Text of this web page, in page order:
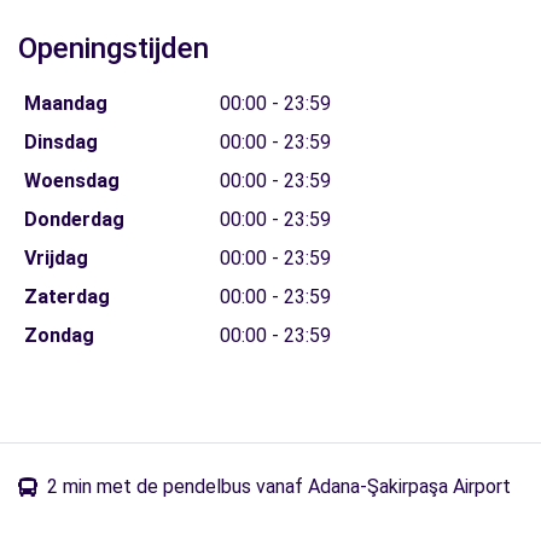
Openingstijden
Maandag
00:00 - 23:59
Dinsdag
00:00 - 23:59
Woensdag
00:00 - 23:59
Donderdag
00:00 - 23:59
Vrijdag
00:00 - 23:59
Zaterdag
00:00 - 23:59
Zondag
00:00 - 23:59
2 min met de pendelbus vanaf Adana-Şakirpaşa Airport